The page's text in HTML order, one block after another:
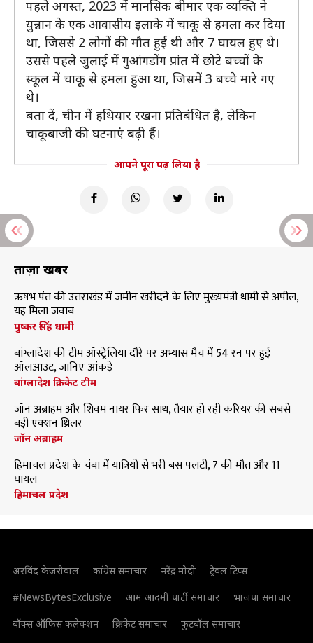
पहले अगस्त, 2023 में मानसिक बीमार एक व्यक्ति ने
युन्नान के एक आवासीय इलाके में चाकू से हमला कर दिया
था, जिससे 2 लोगों की मौत हुई थी और 7 घायल हुए थे।
उससे पहले जुलाई में गुआंगडोंग प्रांत में छोटे बच्चों के
स्कूल में चाकू से हमला हुआ था, जिसमें 3 बच्चे मारे गए
थे।
बता दें, चीन में हथियार रखना प्रतिबंधित है, लेकिन
चाकूबाजी की घटनाएं बढ़ी हैं।
आपने पूरा पढ़ लिया है
ताज़ा खबरें
ऋषभ पंत की उत्तराखंड में जमीन खरीदने के लिए मुख्यमंत्री धामी से अपील,
यह मिला जवाब
पुष्कर सिंह धामी
बांग्लादेश की टीम ऑस्ट्रेलिया दौरे पर अभ्यास मैच में 54 रन पर हुई
ऑलआउट, जानिए आंकड़े
बांग्लादेश क्रिकेट टीम
जॉन अब्राहम और शिवम नायर फिर साथ, तैयार हो रही करियर की सबसे
बड़ी एक्शन थ्रिलर
जॉन अब्राहम
हिमाचल प्रदेश के चंबा में यात्रियों से भरी बस पलटी, 7 की मौत और 11
घायल
हिमाचल प्रदेश
अरविंद केजरीवाल कांग्रेस समाचार नरेंद्र मोदी
ट्रैवल टिप्स
#NewsBytesExclusive
आम आदमी पार्टी समाचार
भाजपा समाचार
बॉक्स ऑफिस कलेक्शन
क्रिकेट समाचार फुटबॉल समाचार